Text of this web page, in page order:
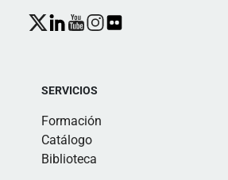
SERVICIOS
Formación
Catálogo
Biblioteca